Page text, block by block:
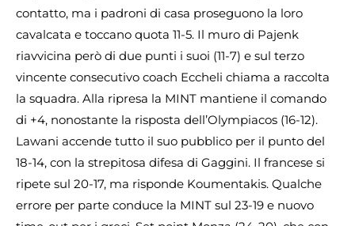
contatto, ma i padroni di casa proseguono la loro
cavalcata e toccano quota 11-5. Il muro di Pajenk
riavvicina però di due punti i suoi (11-7) e sul terzo
vincente consecutivo coach Eccheli chiama a raccolta
la squadra. Alla ripresa la MINT mantiene il comando
di +4, nonostante la risposta dell’Olympiacos (16-12).
Lawani accende tutto il suo pubblico per il punto del
18-14, con la strepitosa difesa di Gaggini. Il francese si
ripete sul 20-17, ma risponde Koumentakis. Qualche
errore per parte conduce la MINT sul 23-19 e nuovo